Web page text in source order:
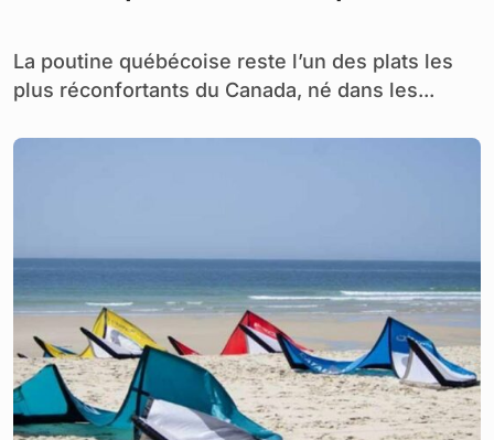
La poutine québécoise reste l’un des plats les
plus réconfortants du Canada, né dans les...